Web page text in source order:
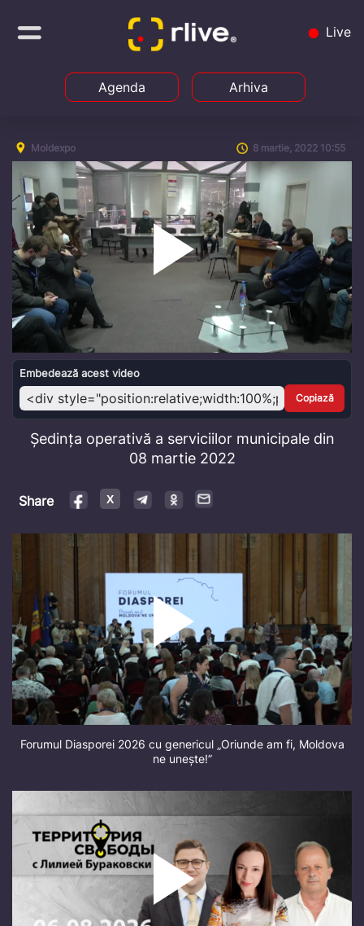
Live
Agenda Arhiva
Moldexpo 8 martie, 2022 10:55
Play
Video
Embedează acest video
Copiază
Ședința operativă a serviciilor municipale din
08 martie 2022
Share
Forumul Diasporei 2026 cu genericul „Oriunde am fi, Moldova
ne unește!”